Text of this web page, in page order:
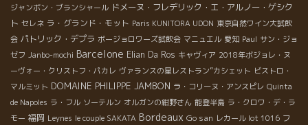
ジャンボン・ブランシャール ドメーヌ・フレデリック・エ・アルノー・ゲシク
ト セレネ ラ・グランド・モット Paris KUNITORA UDON 東京自然ワイン大試飲
会 パトリック・デプラ ボージョロワーズ試飲会 マニュエル 愛知 Paul サン・ジョ
ゼフ Janbo-mochi Barcelone Elian Da Ros キャヴィア 2018年ボジョレ・ヌ
ーヴォー・クリストフ・パカレ ヴァランスの星レストラン”カシェット ビストロ・
マルミット DOMAINE PHILIPPE JAMBON ラ・コリーヌ・アンスピレ Quinta
de Napoles ラ・フル ソーテルン オルガンの紺野さん 能登半島 ラ・クロワ・デ・ラ
モー 福岡 Leynes le couple SAKATA Bordeaux Go san レカール lot 1016 フ